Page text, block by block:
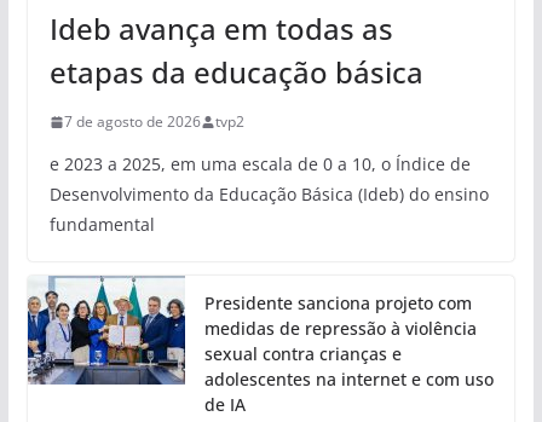
Ideb avança em todas as
etapas da educação básica
7 de agosto de 2026 tvp2
e 2023 a 2025, em uma escala de 0 a 10, o Índice de
Desenvolvimento da Educação Básica (Ideb) do ensino
fundamental
Presidente sanciona projeto com
medidas de repressão à violência
sexual contra crianças e
adolescentes na internet e com uso
de IA